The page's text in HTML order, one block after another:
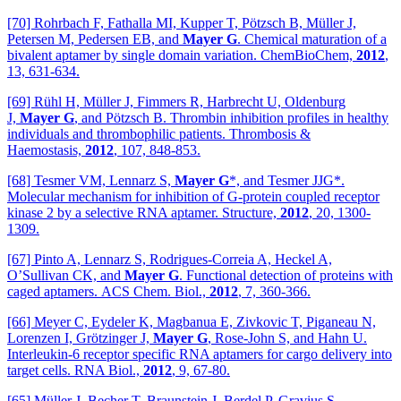
[70] Rohrbach F, Fathalla MI, Kupper T, Pötzsch B, Müller J,
Petersen M, Pedersen EB, and Mayer G. Chemical maturation of a
bivalent aptamer by single domain variation. ChemBioChem, 2012,
13, 631-634.
[69] Rühl H, Müller J, Fimmers R, Harbrecht U, Oldenburg
J, Mayer G, and Pötzsch B. Thrombin inhibition profiles in healthy
individuals and thrombophilic patients. Thrombosis &
Haemostasis, 2012, 107, 848-853.
[68] Tesmer VM, Lennarz S, Mayer G*, and Tesmer JJG*.
Molecular mechanism for inhibition of G-protein coupled receptor
kinase 2 by a selective RNA aptamer. Structure, 2012, 20, 1300-
1309.
[67] Pinto A, Lennarz S, Rodrigues-Correia A, Heckel A,
O’Sullivan CK, and Mayer G. Functional detection of proteins with
caged aptamers. ACS Chem. Biol., 2012, 7, 360-366.
[66] Meyer C, Eydeler K, Magbanua E, Zivkovic T, Piganeau N,
Lorenzen I, Grötzinger J, Mayer G, Rose-John S, and Hahn U.
Interleukin-6 receptor specific RNA aptamers for cargo delivery into
target cells. RNA Biol., 2012, 9, 67-80.